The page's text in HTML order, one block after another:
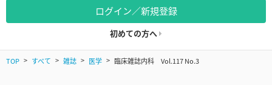
ログイン／新規登録
初めての方へ
TOP すべて 雑誌 医学 臨床雑誌内科 Vol.117 No.3